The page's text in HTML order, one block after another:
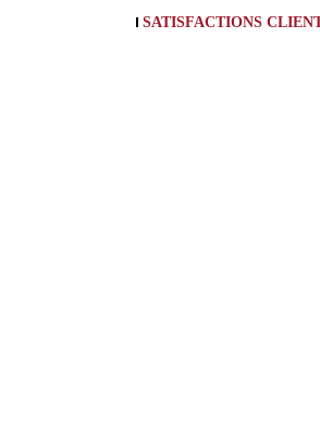
SATISFACTIONS